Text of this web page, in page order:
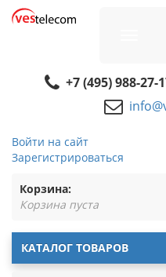
+7 (495) 988-27-
Войти на сайт
Зарегистрироваться
Корзина:
Корзина пуста
КАТАЛОГ ТОВАРОВ